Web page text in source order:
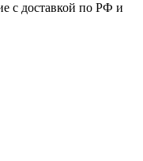
с доставкой по РФ и